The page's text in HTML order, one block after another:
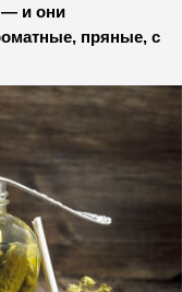
— и они
пряные, с